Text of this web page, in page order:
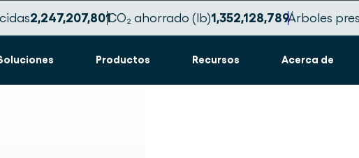
2,247,207,808CO₂ ahorrado (lb)1,352,128,794Árboles
Productos Recursos Acerca de